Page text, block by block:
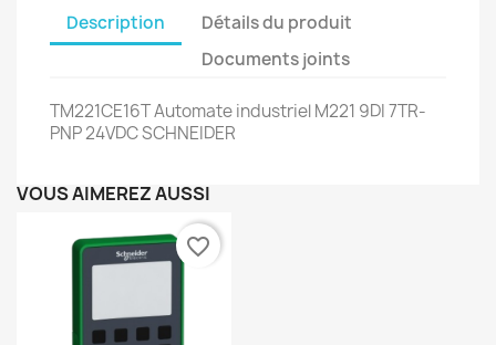
Description
Détails du produit
Documents joints
TM221CE16T Automate industriel M221 9DI 7TR-
PNP 24VDC SCHNEIDER
VOUS AIMEREZ AUSSI
favorite_border